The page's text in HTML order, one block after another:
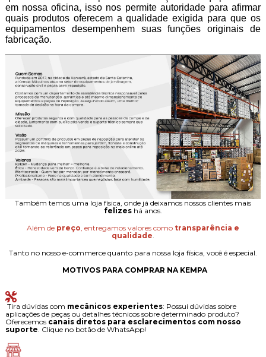
em nossa oficina, isso nos permite autoridade para afirmar
quais produtos oferecem a qualidade exigida para que os
equipamentos desempenhem suas funções originais de
fabricação.
Também temos uma loja física, onde já deixamos nossos clientes mais
felizeshá anos.
Além de preço , entregamos valores como transparência e
qualidade
Tanto no nosso e-commerce quanto para nossa loja física, você é especial.
MOTIVOS PARA COMPRAR NA KEMPA
Tira dúvidas com mecânicos experientes: Possui dúvidas sobre
aplicações de peças ou detalhes técnicos sobre determinado produto?
Oferecemos canais diretos para esclarecimentos com nosso
suporte . Clique no botão de WhatsApp!